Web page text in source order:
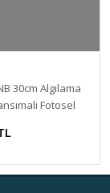
30cm Algılama
Fotosel